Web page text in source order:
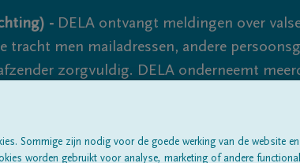
- DELA ontvangt meldingen over
men mailadressen, andere
zorgvuldig. DELA onderneemt
uit te sluiten, dus blijf waakzaam.
Sommige zijn nodig voor de goede werking van de website
worden gebruikt voor analyse, marketing of andere